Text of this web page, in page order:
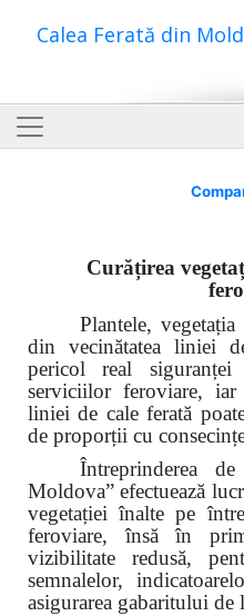
Calea Ferată din
Curățirea
Plantele,
din vecinătatea liniei
pericol real siguranței
serviciilor feroviare,
liniei de cale ferată
de proporții cu
Întreprinderea
Moldova” efectuează
vegetației înalte pe
feroviare, însă în
vizibilitate redusă,
semnalelor,
asigurarea gabaritului de